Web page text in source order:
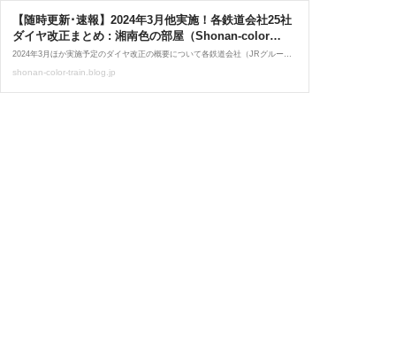
【随時更新･速報】2024年3月他実施！各鉄道会社25社
ダイヤ改正まとめ : 湘南色の部屋（Shonan-color
train）
2024年3月ほか実施予定のダイヤ改正の概要について各鉄道会社（JRグループ～大手私鉄各社・※25社）毎にまとめました。※記事内容についてきましては公開され次第、随時更新いたします。以下、目次より各鉄道会社の概要に遷移します。 ☆目次☆-JRグループ- ・JR北海道 ・
shonan-color-train.blog.jp